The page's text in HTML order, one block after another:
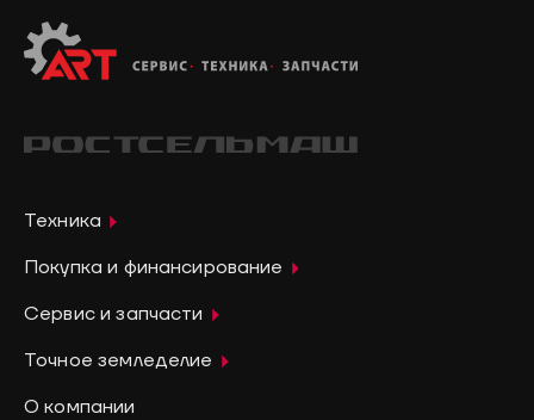
Техника
Покупка и финансирование
Сервис и запчасти
Точное земледелие
О компании